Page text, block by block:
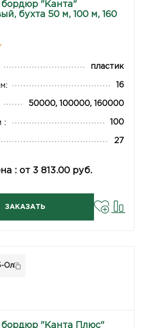
"Канта"
бухта 50 м, 100 м, 160
пластик
16
50000, 100000, 160000
: 100
27
: от 3 813.00 руб.
ЗАКАЗАТЬ
Ол
"Канта Плюс"